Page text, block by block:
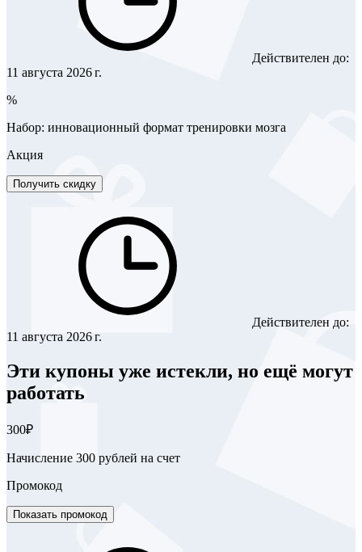
Действителен до:
11 августа 2026 г.
%
Набор: инновационный формат тренировки мозга
Акция
Получить скидку
Действителен до:
11 августа 2026 г.
Эти купоны уже истекли, но ещё могут
работать
300₽
Начисление 300 рублей на счет
Промокод
Показать промокод